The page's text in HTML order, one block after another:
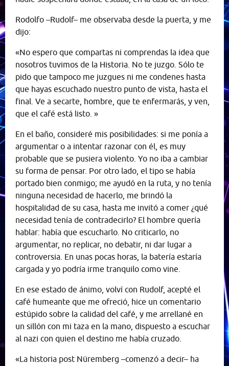
Rodolfo –Rudolf– me observaba desde la puerta, y me
dijo:
«No espero que compartas ni comprendas la idea que
nosotros tuvimos de la Historia. No te juzgo. Sólo te
pido que tampoco me juzgues ni me condenes hasta
que hayas escuchado nuestro punto de vista, hasta el
final. Ve a secarte, hombre, que te enfermarás, y ven,
que el café está listo. »
En el baño, consideré mis posibilidades: si me ponía a
argumentar o a intentar razonar con él, es muy
probable que se pusiera violento. Yo no iba a cambiar
su forma de pensar. Por otro lado, el tipo se había
portado bien conmigo; me ayudó en la ruta, y no tenía
ninguna necesidad de hacerlo, me brindó la
hospitalidad de su casa, hasta me invitó a comer ¿qué
necesidad tenía de contradecirlo? El hombre quería
hablar: había que escucharlo. No criticarlo, no
argumentar, no replicar, no debatir, ni dar lugar a
controversia. En unas pocas horas, la batería estaría
cargada y yo podría irme tranquilo como vine.
En ese estado de ánimo, volví con Rudolf, acepté el
café humeante que me ofreció, hice un comentario
estúpido sobre la calidad del café, y me arrellané en
un sillón con mi taza en la mano, dispuesto a escuchar
al nazi con quien el destino me había cruzado.
«La historia post Nüremberg –comenzó a decir– ha